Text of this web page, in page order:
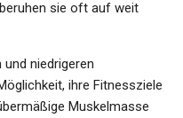
sie oft auf weit
niedrigeren
ihre Fitnessziele
Muskelmasse